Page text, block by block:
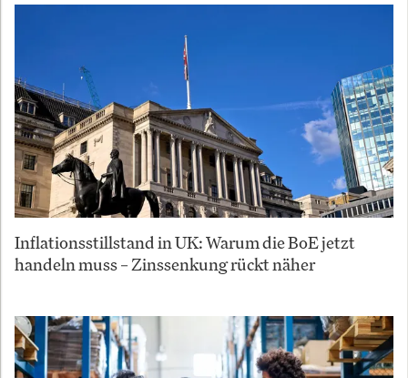
Inflationsstillstand in UK: Warum die BoE jetzt
handeln muss – Zinssenkung rückt näher